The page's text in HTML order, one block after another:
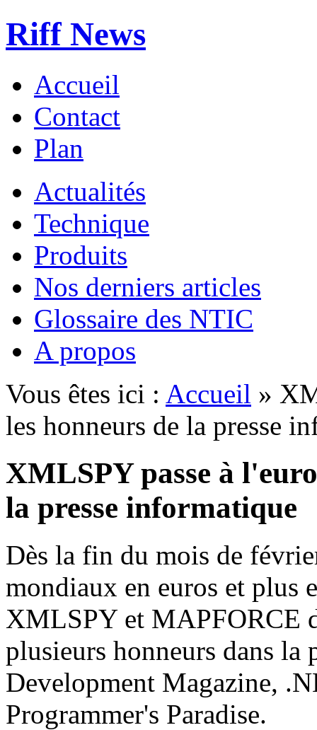
Riff News
Accueil
Contact
Plan
Actualités
Technique
Produits
Nos derniers articles
Glossaire des NTIC
A propos
Vous êtes ici : Accueil »
les honneurs de la presse
XMLSPY passe à
la presse informatique
Dès la fin du mois de
mondiaux en euros et plus
XMLSPY et MAPFORCE
plusieurs honneurs dans la
Development Magazine,
Programmer's Paradise.